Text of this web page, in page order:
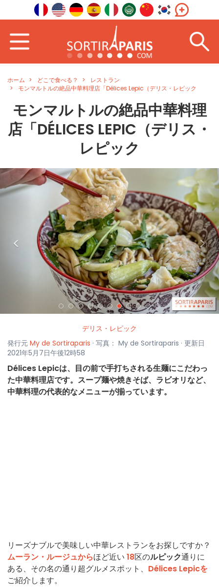
ホーム どこで食べる？
レストラン
モンマルトルの絶品中華料理店「Délices Lepic（デリス・レピック
モンマルトルの絶品中華料理
店「DÉLICES LEPIC（デリス・
レピック
< >
デリス・レピック
発行元 My de Sortiraparis · 写真： My de Sortiraparis · 更新日
2021年5月7日午後12時58
Délices Lepicは、目の前で手打ちされる生麺にこだわっ
た中華料理店です。スープ麺や焼きそば、ラビオリなど、
中華料理の代表的なメニューが揃っています。
リーズナブルで美味しい中華レストランをお探しですか？
ムーラン・ルージュからほど近い 18区のルピック通りに
ある、その名の通り超グルメスポット、 Délices Lepicを
ご紹介します。